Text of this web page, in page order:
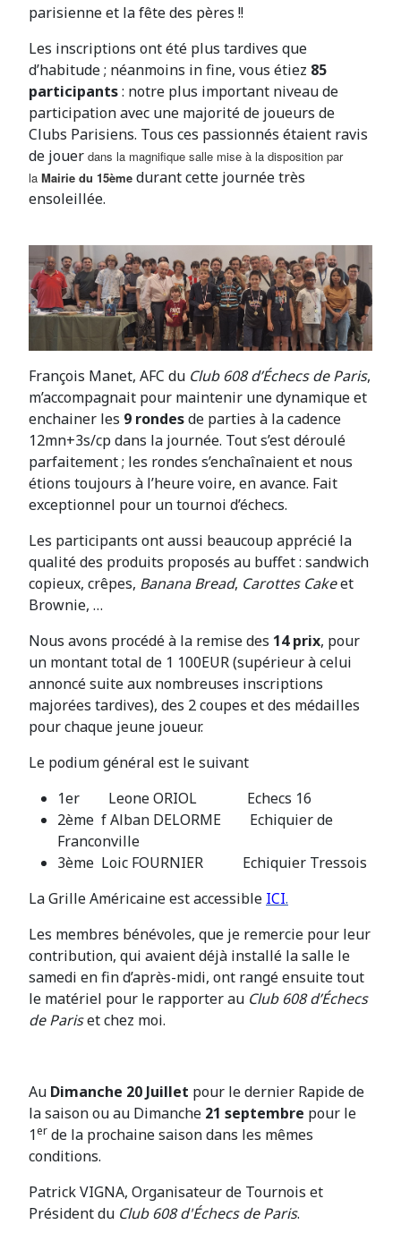
parisienne et la fête des pères !!
Les inscriptions ont été plus tardives que
d’habitude ; néanmoins in fine, vous étiez 85
participants: notre plus important niveau de
participation avec une majorité de joueurs de
Clubs Parisiens. Tous ces passionnés étaient ravis
de jouer dans la magnifique salle mise à la disposition par
la Mairie du 15ème durant cette journée très
ensoleillée.
François Manet, AFC du Club 608 d’Échecs de Paris,
m’accompagnait pour maintenir une dynamique et
enchainer les 9 rondesde parties à la cadence
12mn+3s/cp dans la journée. Tout s’est déroulé
parfaitement ; les rondes s’enchaînaient et nous
étions toujours à l’heure voire, en avance. Fait
exceptionnel pour un tournoi d’échecs.
Les participants ont aussi beaucoup apprécié la
qualité des produits proposés au buffet : sandwich
copieux, crêpes, Banana Bread, Carottes Cakeet
Brownie, …
Nous avons procédé à la remise des 14 prix, pour
un montant total de 1 100EUR (supérieur à celui
annoncé suite aux nombreuses inscriptions
majorées tardives), des 2 coupes et des médailles
pour chaque jeune joueur.
Le podium général est le suivant
1er Leone ORIOL Echecs 16
2ème f Alban DELORME Echiquier de
Franconville
3ème Loic FOURNIER Echiquier Tressois
La Grille Américaine est accessible ICI.
Les membres bénévoles, que je remercie pour leur
contribution, qui avaient déjà installé la salle le
samedi en fin d’après-midi, ont rangé ensuite tout
le matériel pour le rapporter au Club 608 d’Échecs
de Pariset chez moi.
Au Dimanche 20 Juillet pour le dernier Rapide de
la saison ou au Dimanche 21 septembre pour le
1er de la prochaine saison dans les mêmes
conditions.
Patrick VIGNA, Organisateur de Tournois et
Président du Club 608 d'Échecs de Paris.